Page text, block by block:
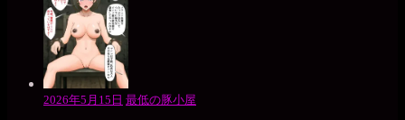
2026年5月15日 最低の豚小屋